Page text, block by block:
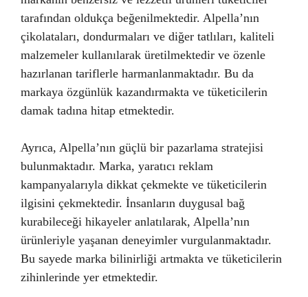
tarafından oldukça beğenilmektedir. Alpella’nın
çikolataları, dondurmaları ve diğer tatlıları, kaliteli
malzemeler kullanılarak üretilmektedir ve özenle
hazırlanan tariflerle harmanlanmaktadır. Bu da
markaya özgünlük kazandırmakta ve tüketicilerin
damak tadına hitap etmektedir.
Ayrıca, Alpella’nın güçlü bir pazarlama stratejisi
bulunmaktadır. Marka, yaratıcı reklam
kampanyalarıyla dikkat çekmekte ve tüketicilerin
ilgisini çekmektedir. İnsanların duygusal bağ
kurabileceği hikayeler anlatılarak, Alpella’nın
ürünleriyle yaşanan deneyimler vurgulanmaktadır.
Bu sayede marka bilinirliği artmakta ve tüketicilerin
zihinlerinde yer etmektedir.